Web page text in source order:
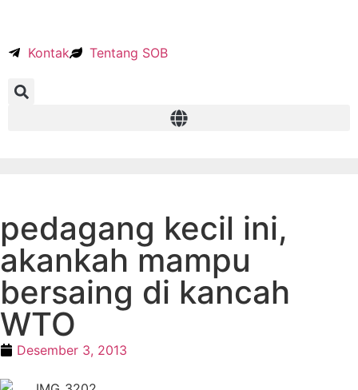
Kontak Tentang SOB
pedagang kecil ini,
akankah mampu
bersaing di kancah
WTO
Desember 3, 2013